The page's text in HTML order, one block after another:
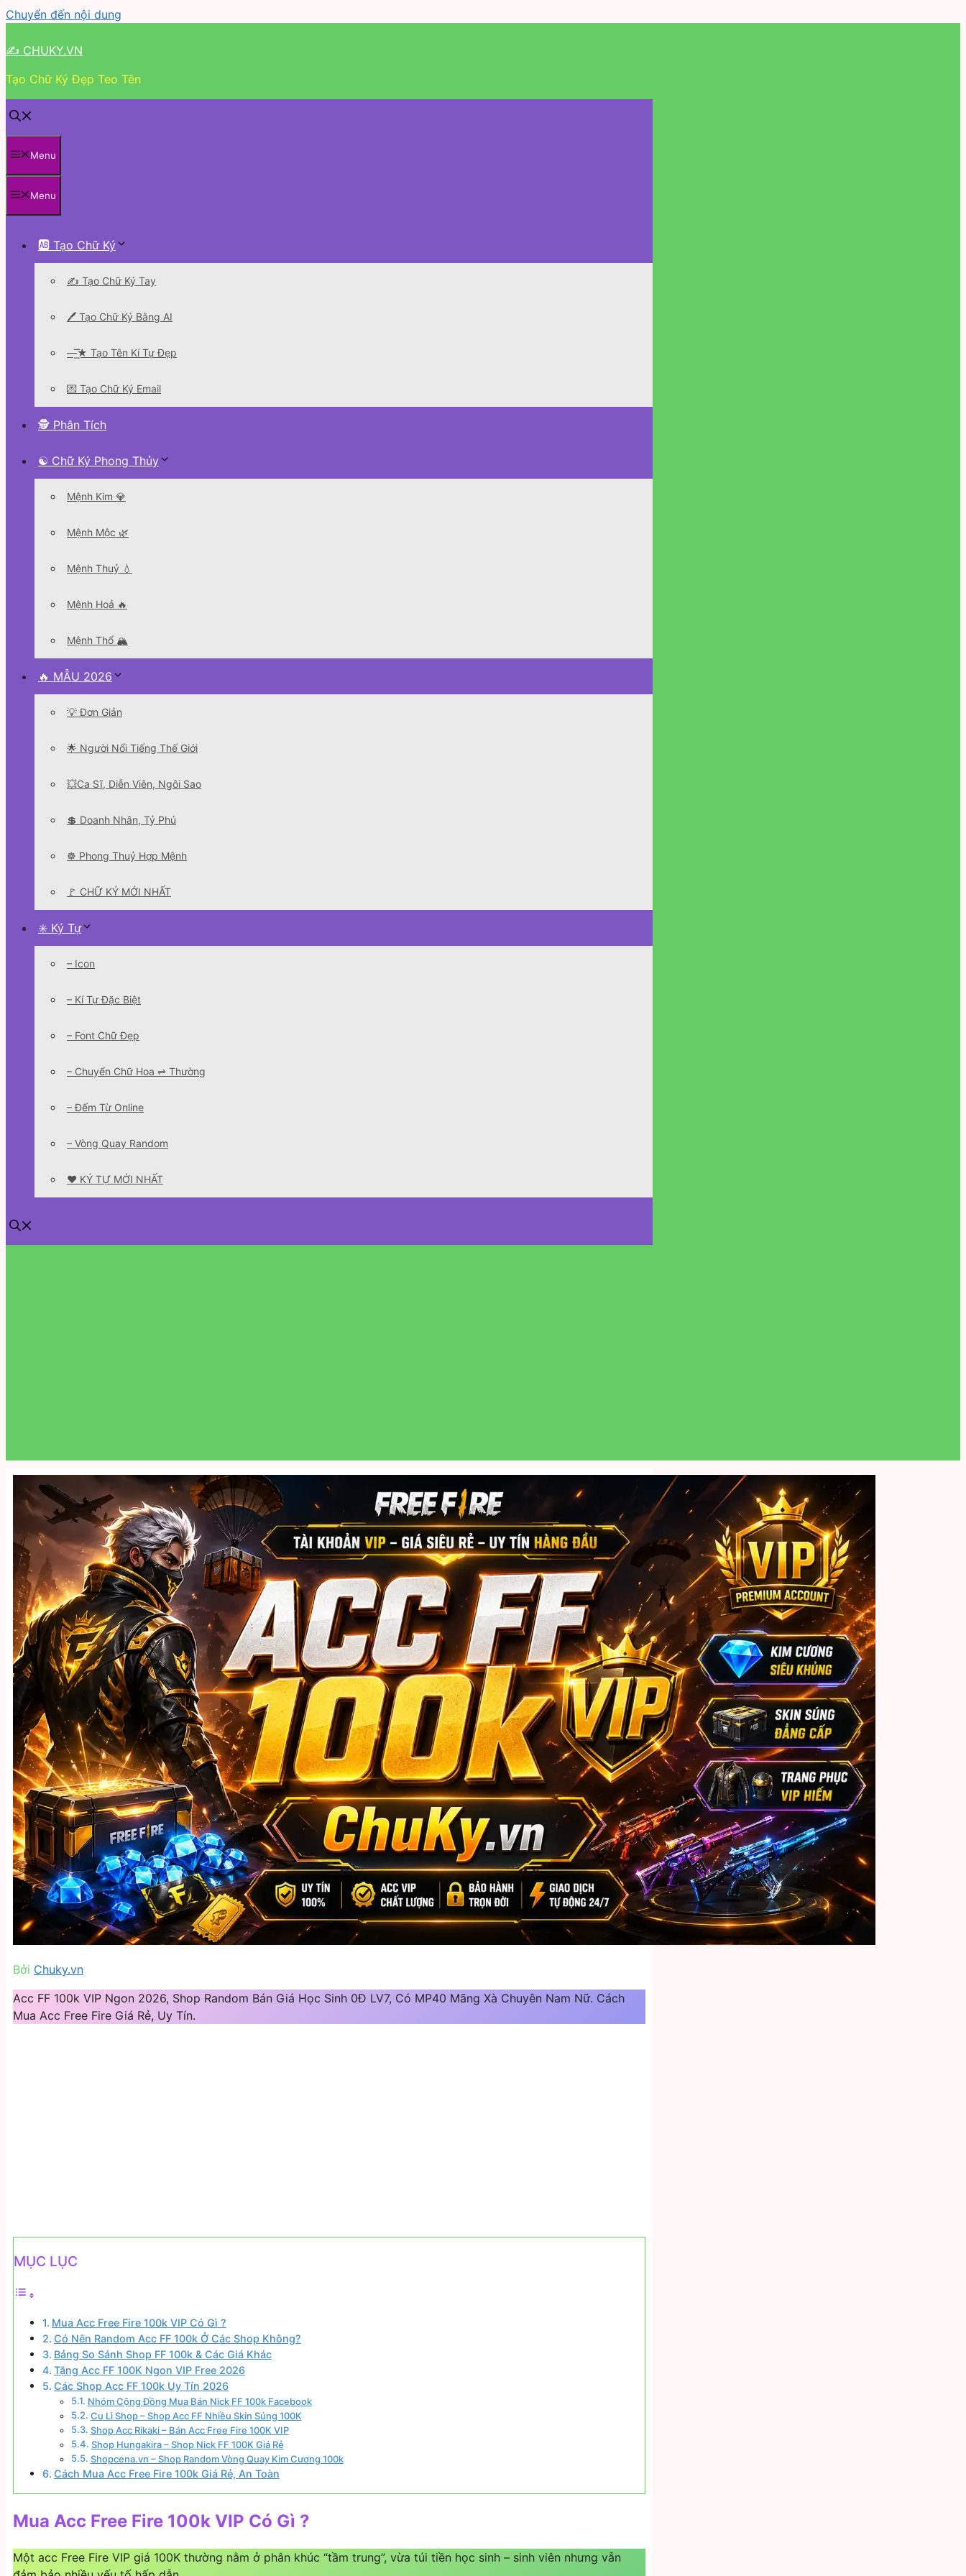
Chuyển đến nội dung
✍ CHUKY.VN
Tạo Chữ Ký Đẹp Teo Tên
Menu
Menu
🆎 Tạo Chữ Ký
✍️ Tạo Chữ Ký Tay
🖊 Tạo Chữ Ký Bằng AI
—͟͞͞★ Tạo Tên Kí Tự Đẹp
💌 Tạo Chữ Ký Email
🕵 Phân Tích
☯ Chữ Ký Phong Thủy
Mệnh Kim 💎
Mệnh Mộc 🌿
Mệnh Thuỷ 💧
Mệnh Hoả 🔥
Mệnh Thổ 🏔️
🔥 MẪU 2026
💡 Đơn Giản
🌟 Người Nổi Tiếng Thế Giới
💥Ca Sĩ, Diễn Viên, Ngôi Sao
💲 Doanh Nhân, Tỷ Phú
☸️ Phong Thuỷ Hợp Mệnh
🚩 CHỮ KÝ MỚI NHẤT
✳️ Ký Tự
– Icon
– Kí Tự Đặc Biệt
– Font Chữ Đẹp
– Chuyển Chữ Hoa ⇌ Thường
– Đếm Từ Online
– Vòng Quay Random
❤️ KÝ TỰ MỚI NHẤT
Bởi Chuky.vn
Acc FF 100k VIP Ngon 2026, Shop Random Bán Giá Học Sinh 0Đ LV7, Có MP40 Mãng Xà Chuyên Nam Nữ. Cách
Mua Acc Free Fire Giá Rẻ, Uy Tín.
MỤC LỤC
Mua Acc Free Fire 100k VIP Có Gì ?
Có Nên Random Acc FF 100k Ở Các Shop Không?
Bảng So Sánh Shop FF 100k & Các Giá Khác
Tặng Acc FF 100K Ngon VIP Free 2026
Các Shop Acc FF 100k Uy Tín 2026
Nhóm Cộng Đồng Mua Bán Nick FF 100k Facebook
Cu Lì Shop – Shop Acc FF Nhiều Skin Súng 100K
Shop Acc Rikaki – Bán Acc Free Fire 100K VIP
Shop Hungakira – Shop Nick FF 100K Giá Rẻ
Shopcena.vn – Shop Random Vòng Quay Kim Cương 100k
Cách Mua Acc Free Fire 100k Giá Rẻ, An Toàn
Mua Acc Free Fire 100k VIP Có Gì ?
Một acc Free Fire VIP giá 100K thường nằm ở phân khúc “tầm trung”, vừa túi tiền học sinh – sinh viên nhưng vẫn